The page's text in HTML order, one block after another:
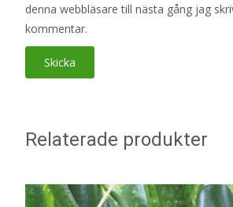
denna webbläsare till nästa gång jag
kommentar.
Relaterade produkter